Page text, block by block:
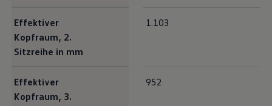
Effektiver
Kopfraum, 2.
Sitzreihe in mm
1.103
Effektiver
Kopfraum, 3.
952